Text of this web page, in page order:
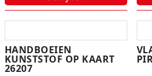
HANDBOEIEN
KUNSTSTOF OP KAART
26207
Lumpin
Magnetic Construction Sets
Muziek
Post-It
Puntenslijpers
Rainbow